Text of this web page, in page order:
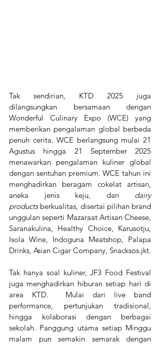
Tak sendirian, KTD 2025 juga
dilangsungkan bersamaan dengan
Wonderful Culinary Expo (WCE) yang
memberikan pengalaman global berbeda
penuh cerita. WCE berlangsung mulai 21
Agustus hingga 21 September 2025
menawarkan pengalaman kuliner global
dengan sentuhan premium. WCE tahun ini
menghadirkan beragam cokelat artisan,
aneka jenis keju, dan dairy
products berkualitas, disertai pilihan brand
unggulan seperti Mazaraat Artisan Cheese,
Saranakulina, Healthy Choice, Karusotju,
Isola Wine, Indoguna Meatshop, Palapa
Drinks, Asian Cigar Company, ⁠Snacksos.jkt.
Tak hanya soal kuliner, JF3 Food Festival
juga menghadirkan hiburan setiap hari di
area KTD.  Mulai dari live band
performance, pertunjukan tradisional,
hingga kolaborasi dengan berbagai
sekolah. Panggung utama setiap Minggu
malam pun semakin semarak dengan